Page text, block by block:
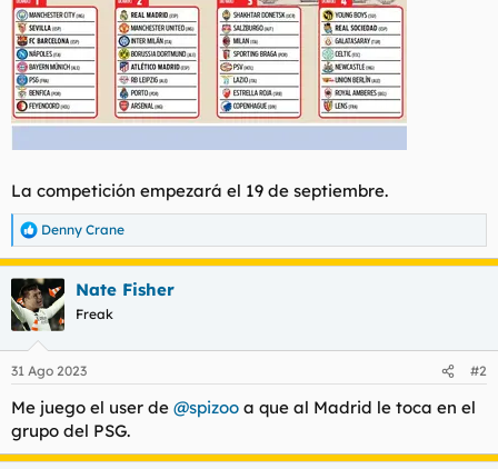
La competición empezará el 19 de septiembre.
R
e
a
c
c
i
e
:
Denny Crane
Nate Fisher
Freak
31 Ago 2023 #2
Me juego el user de @spizoo a que al Madrid le toca en el
grupo del PSG.